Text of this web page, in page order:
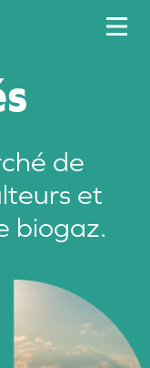
de
et
biogaz.